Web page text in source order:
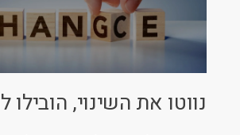
נווטו את השינוי,